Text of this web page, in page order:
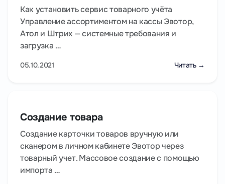
Как установить сервис товарного учёта
Управление ассортиментом на кассы Эвотор,
Атол и Штрих — системные требования и
загрузка …
05.10.2021 Читать →
Создание товара
Создание карточки товаров вручную или
сканером в личном кабинете Эвотор через
товарный учет. Массовое создание с помощью
импорта …